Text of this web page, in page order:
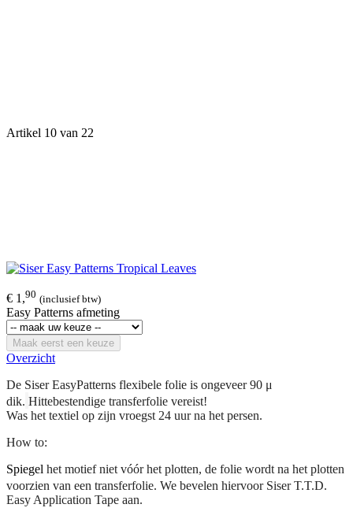
Artikel 10 van 22
€ 1,90 (inclusief btw)
Easy Patterns afmeting
Maak eerst een keuze
Overzicht
De Siser EasyPatterns flexibele folie is ongeveer 90 μ
dik. Hittebestendige transferfolie vereist!
Was het textiel op zijn vroegst 24 uur na het persen.
How to:
Spiegel het motief niet vóór het plotten, de folie wordt na het plotten
voorzien van een transferfolie. We bevelen hiervoor Siser T.T.D.
Easy Application Tape aan.